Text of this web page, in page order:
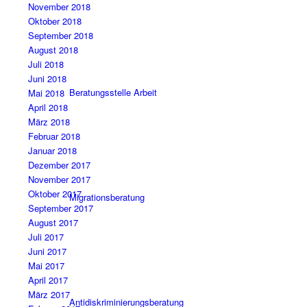
Beratungsstelle Arbeit
Migrationsberatung
Antidiskriminierungsberatung
November 2018
Oktober 2018
September 2018
August 2018
Juli 2018
Juni 2018
Mai 2018
April 2018
März 2018
Februar 2018
Januar 2018
Dezember 2017
November 2017
Oktober 2017
September 2017
August 2017
Juli 2017
Juni 2017
Mai 2017
April 2017
März 2017